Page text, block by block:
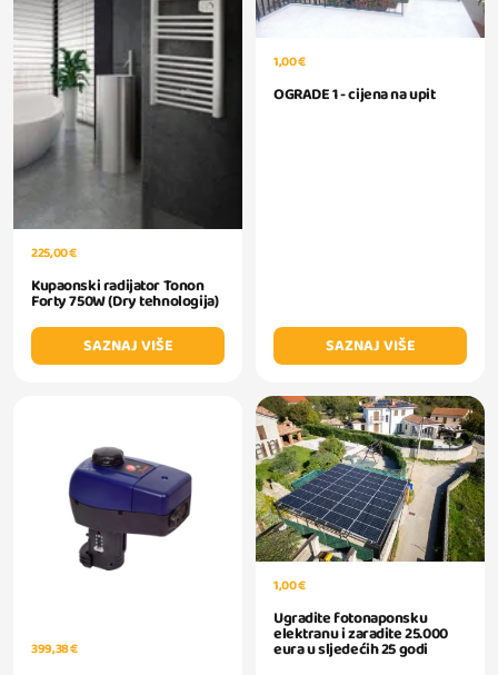
225,00 €
Kupaonski radijator Tonon
Forty 750W (Dry tehnologija)
SAZNAJ VIŠE
1,00 €
OGRADE 1 - cijena na upit
SAZNAJ VIŠE
399,38 €
1,00 €
Ugradite fotonaponsku
elektranu i zaradite 25.000
eura u sljedećih 25 godi